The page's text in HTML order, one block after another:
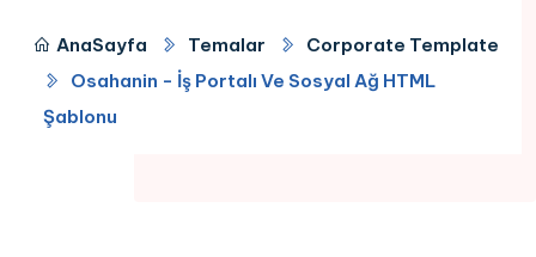
AnaSayfa Temalar
Corporate Template
Osahanin - İş Portalı Ve Sosyal Ağ HTML
Şablonu